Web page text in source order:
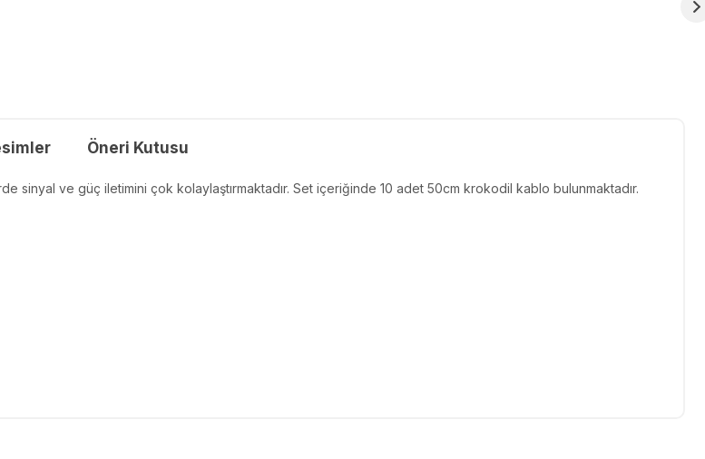
Öneri Kutusu
ve güç iletimini çok kolaylaştırmaktadır. Set içeriğinde 10 adet 50cm krokodil kablo bulunmaktadır.